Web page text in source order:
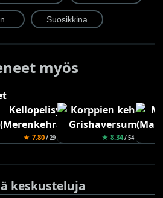
myös
★ 7.80/ 29 ★ 8.34/ 54
keskusteluja